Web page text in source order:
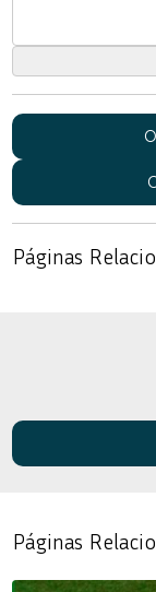
Páginas
Páginas